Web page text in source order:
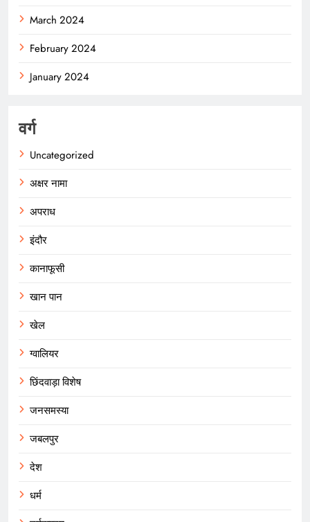
March 2024
February 2024
January 2024
वर्ग
Uncategorized
अक्षर नामा
अपराध
इंदौर
कानाफूसी
खान पान
खेल
ग्वालियर
छिंदवाड़ा विशेष
जनसमस्या
जबलपुर
देश
धर्म